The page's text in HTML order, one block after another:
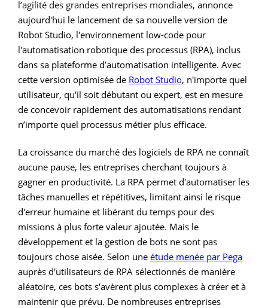
l’agilité des grandes entreprises mondiales, annonce
aujourd'hui le lancement de sa nouvelle version de
Robot Studio, l'environnement low-code pour
l'automatisation robotique des processus (RPA), inclus
dans sa plateforme d’automatisation intelligente. Avec
cette version optimisée de Robot Studio, n'importe quel
utilisateur, qu'il soit débutant ou expert, est en mesure
de concevoir rapidement des automatisations rendant
n’importe quel processus métier plus efficace.
La croissance du marché des logiciels de RPA ne connaît
aucune pause, les entreprises cherchant toujours à
gagner en productivité. La RPA permet d'automatiser les
tâches manuelles et répétitives, limitant ainsi le risque
d'erreur humaine et libérant du temps pour des
missions à plus forte valeur ajoutée. Mais le
développement et la gestion de bots ne sont pas
toujours chose aisée. Selon une étude menée par Pega
auprès d'utilisateurs de RPA sélectionnés de manière
aléatoire, ces bots s'avèrent plus complexes à créer et à
maintenir que prévu. De nombreuses entreprises